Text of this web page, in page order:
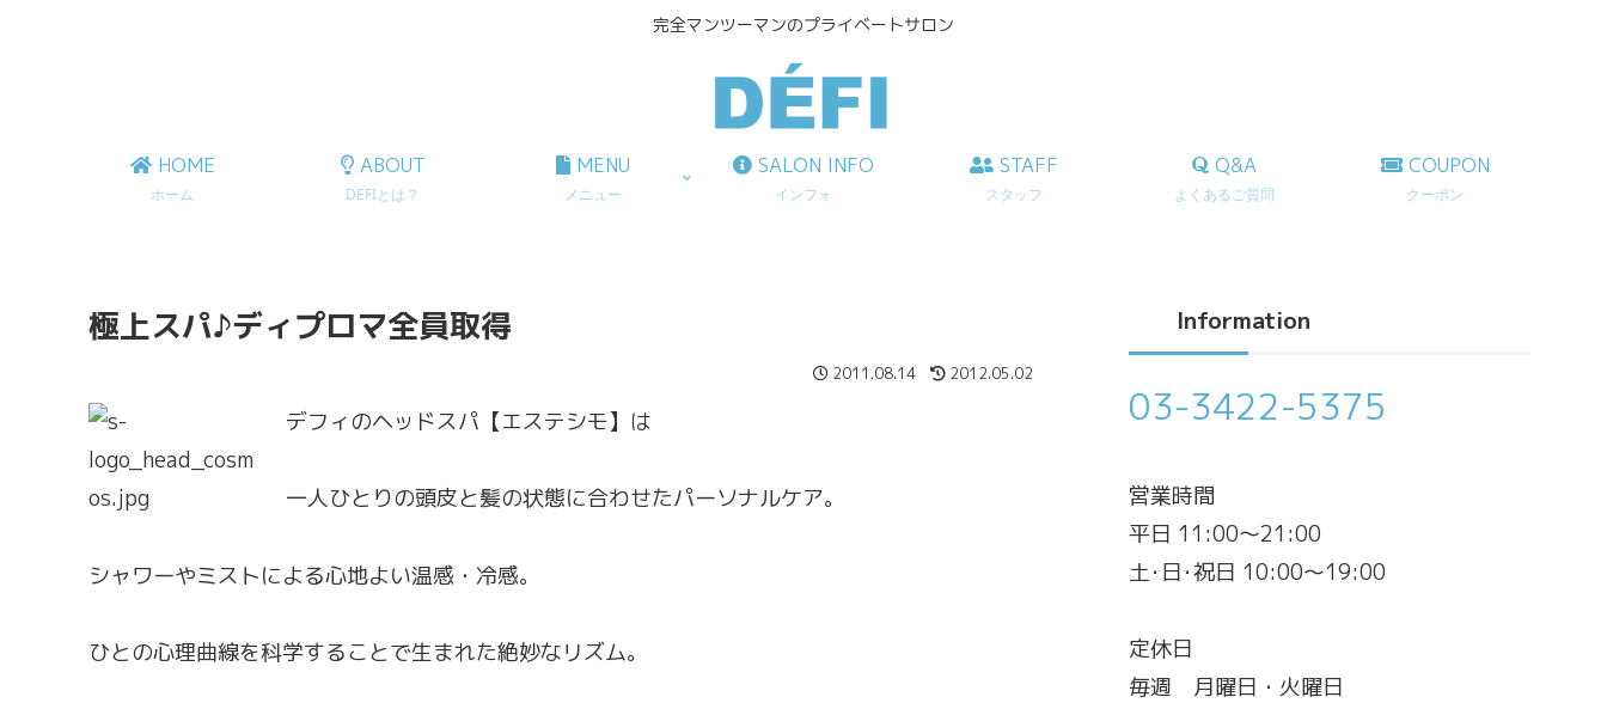
完全マンツーマンのプライベートサロン
HOME
ホーム
ABOUT
DEFIとは？
MENU
メニュー
SALON INFO
インフォ
STAFF
スタッフ
Q&A
よくあるご質問
COUPON
クーポン
極上スパ♪ディプロマ全員取得
2011.08.14 2012.05.02
デフィのヘッドスパ【エステシモ】は
一人ひとりの頭皮と髪の状態に合わせたパーソナルケア。
シャワーやミストによる心地よい温感・冷感。
ひとの心理曲線を科学することで生まれた絶妙なリズム。
Information
03-3422-5375
営業時間
平日 11:00～21:00
土･日･祝日 10:00～19:00
定休日
毎週 月曜日・火曜日